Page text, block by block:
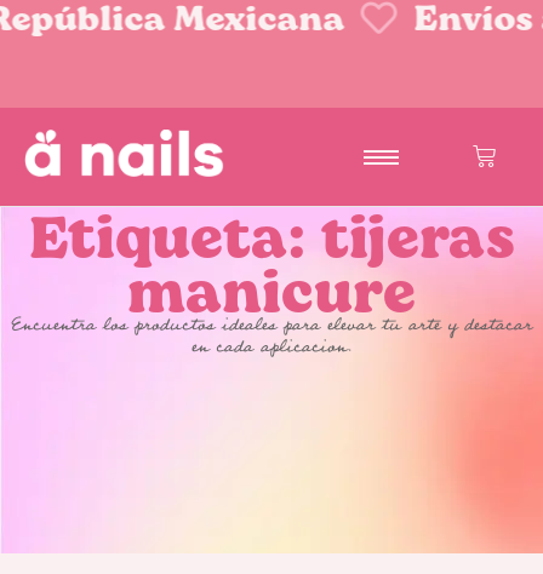
Mexicana Envíos
Etiqueta: tijeras
manicure
Encuentra los productos ideales para elevar tu arte y destacar
en cada aplicacion.